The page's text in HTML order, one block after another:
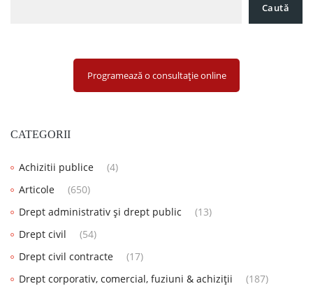
Caută
Programează o consultație online
CATEGORII
Achizitii publice
(4)
Articole
(650)
Drept administrativ și drept public
(13)
Drept civil
(54)
Drept civil contracte
(17)
Drept corporativ, comercial, fuziuni & achiziții
(187)